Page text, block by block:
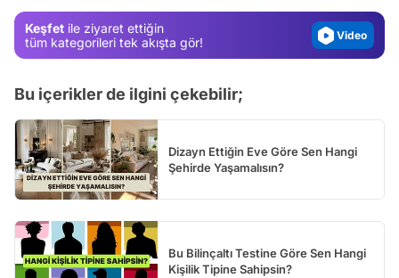
Keşfet ile ziyaret ettiğin
tüm kategorileri tek akışta gör!
Video
Bu içerikler de ilgini çekebilir;
Dizayn Ettiğin Eve Göre Sen Hangi
Şehirde Yaşamalısın?
Bu Bilinçaltı Testine Göre Sen Hangi
Kişilik Tipine Sahipsin?